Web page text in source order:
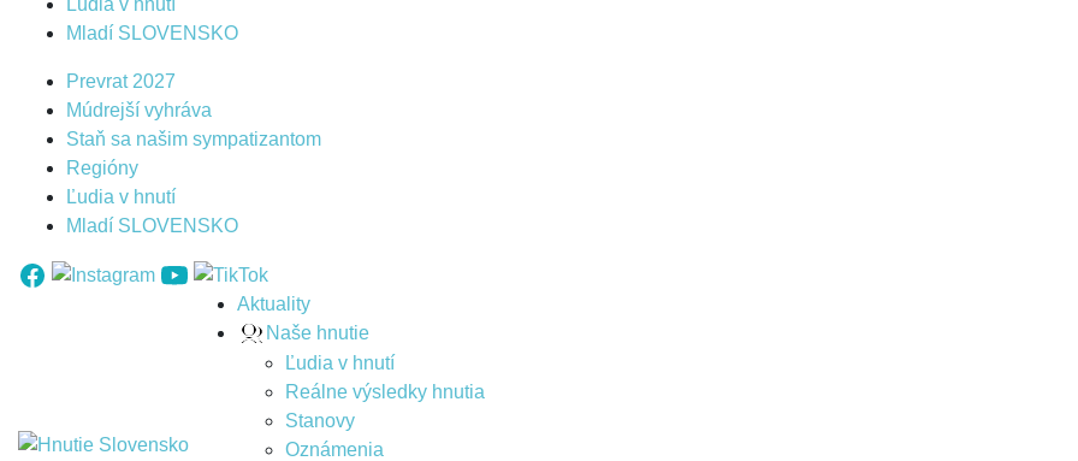
Ľudia v hnutí
Mladí SLOVENSKO
Prevrat 2027
Múdrejší vyhráva
Staň sa našim sympatizantom
Regióny
Ľudia v hnutí
Mladí SLOVENSKO
Aktuality
Naše hnutie
Ľudia v hnutí
Reálne výsledky hnutia
Stanovy
Oznámenia